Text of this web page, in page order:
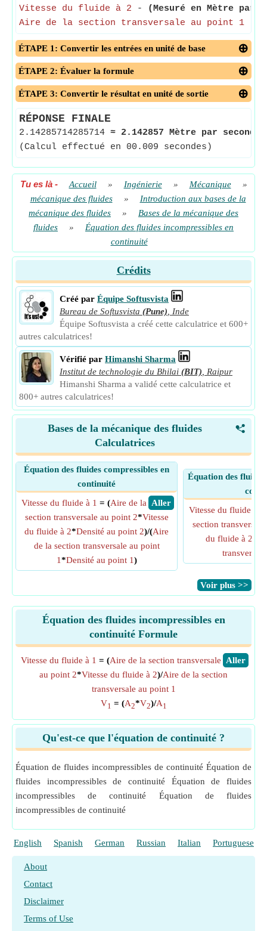
Vitesse du fluide à 2 -
(Mesuré en Mètre par
Aire de la section transversale au point 1
ÉTAPE 1: Convertir les entrées en unité de base
ÉTAPE 2: Évaluer la formule
ÉTAPE 3: Convertir le résultat en unité de sortie
RÉPONSE FINALE
2.14285714285714 ≈ 2.142857 Mètre par seconde
(Calcul effectué en 00.009 secondes)
Tu es là- Accueil » Ingénierie » Mécanique
»
mécanique des fluides
»
Introduction aux bases de la
mécanique des fluides
»
Bases de la mécanique des
fluides
»
Équation des fluides incompressibles en
continuité
Crédits
Créé par Équipe Softusvista
Bureau de Softusvista (Pune)
Inde
Équipe Softusvista a créé cette calculatrice et 600+
autres calculatrices!
Vérifié par Himanshi Sharma
Institut de technologie du Bhilai (BIT)
Raipur
Himanshi Sharma a validé cette calculatrice et
800+ autres calculatrices!
<
Bases de la mécanique des fluides
Calculatrices
Équation des fluides compressibles en
continuité
​ Aller
Vitesse du fluide à 1 = (Aire de la
section transversale au point 2*Vitesse
du fluide à 2*Densité au point 2)/(Aire
de la section transversale au point
1*Densité au point 1)
Équation des
Vitesse du fluide à 1
section
du fluide à 2
​Voir plus >>
Équation des fluides incompressibles en
continuité Formule
​Aller
Vitesse du fluide à 1 = (Aire de la section transversale
au point 2*Vitesse du fluide à 2)/Aire de la section
transversale au point 1
V1 = (A2*V2)/A1
Qu'est-ce que l'équation de continuité ?
Équation de fluides incompressibles de continuité Équation de
fluides incompressibles de continuité Équation de fluides
incompressibles de continuité Équation de fluides
incompressibles de continuité
English Spanish German Russian Italian Portuguese
About
Contact
Disclaimer
Terms of Use